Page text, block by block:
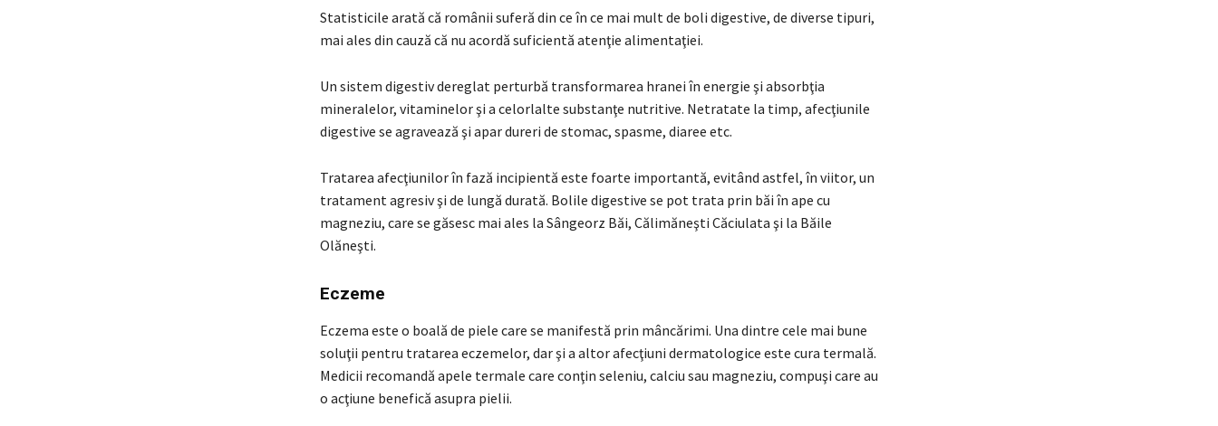
Statisticile arată că românii suferă din ce în ce mai mult de boli digestive, de diverse tipuri,
mai ales din cauză că nu acordă suficientă atenţie alimentaţiei.
Un sistem digestiv dereglat perturbă transformarea hranei în energie şi absorbţia
mineralelor, vitaminelor şi a celorlalte substanţe nutritive. Netratate la timp, afecţiunile
digestive se agravează şi apar dureri de stomac, spasme, diaree etc.
Tratarea afecţiunilor în fază incipientă este foarte importantă, evitând astfel, în viitor, un
tratament agresiv şi de lungă durată. Bolile digestive se pot trata prin băi în ape cu
magneziu, care se găsesc mai ales la Sângeorz Băi, Călimăneşti Căciulata şi la Băile
Olăneşti.
Eczeme
Eczema este o boală de piele care se manifestă prin mâncărimi. Una dintre cele mai bune
soluţii pentru tratarea eczemelor, dar şi a altor afecţiuni dermatologice este cura termală.
Medicii recomandă apele termale care conţin seleniu, calciu sau magneziu, compuşi care au
o acţiune benefică asupra pielii.